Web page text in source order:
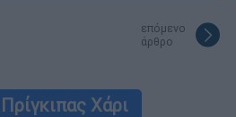
επόμενο
άρθρο
Πρίγκιπας Χάρι